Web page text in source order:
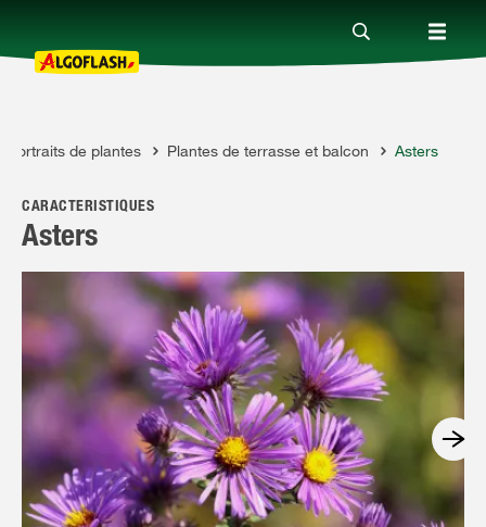
Nos produits
Conseils
Qui sommes-nous ?
Promotions
Portraits de plantes Plantes de terrasse et balcon Asters
CARACTÉRISTIQUES
Asters